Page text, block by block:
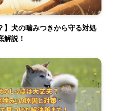
】犬の噛みつきから守る対処
解説！